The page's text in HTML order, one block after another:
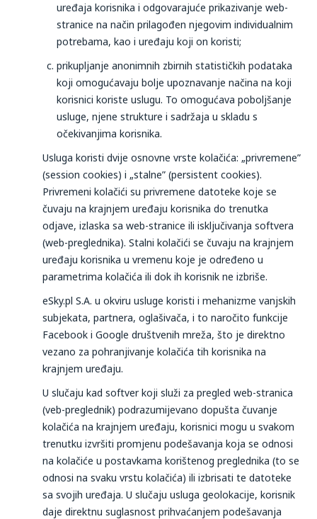
uređaja korisnika i odgovarajuće prikazivanje web-
stranice na način prilagođen njegovim individualnim
potrebama, kao i uređaju koji on koristi;
prikupljanje anonimnih zbirnih statističkih podataka
koji omogućavaju bolje upoznavanje načina na koji
korisnici koriste uslugu. To omogućava poboljšanje
usluge, njene strukture i sadržaja u skladu s
očekivanjima korisnika.
Usluga koristi dvije osnovne vrste kolačića: „privremene”
(session cookies) i „stalne” (persistent cookies).
Privremeni kolačići su privremene datoteke koje se
čuvaju na krajnjem uređaju korisnika do trenutka
odjave, izlaska sa web-stranice ili isključivanja softvera
(web-preglednika). Stalni kolačići se čuvaju na krajnjem
uređaju korisnika u vremenu koje je određeno u
parametrima kolačića ili dok ih korisnik ne izbriše.
eSky.pl S.A. u okviru usluge koristi i mehanizme vanjskih
subjekata, partnera, oglašivača, i to naročito funkcije
Facebook i Google društvenih mreža, što je direktno
vezano za pohranjivanje kolačića tih korisnika na
krajnjem uređaju.
U slučaju kad softver koji služi za pregled web-stranica
(veb-preglednik) podrazumijevano dopušta čuvanje
kolačića na krajnjem uređaju, korisnici mogu u svakom
trenutku izvršiti promjenu podešavanja koja se odnosi
na kolačiće u postavkama korištenog preglednika (to se
odnosi na svaku vrstu kolačića) ili izbrisati te datoteke
sa svojih uređaja. U slučaju usluga geolokacije, korisnik
daje direktnu suglasnost prihvaćanjem podešavanja